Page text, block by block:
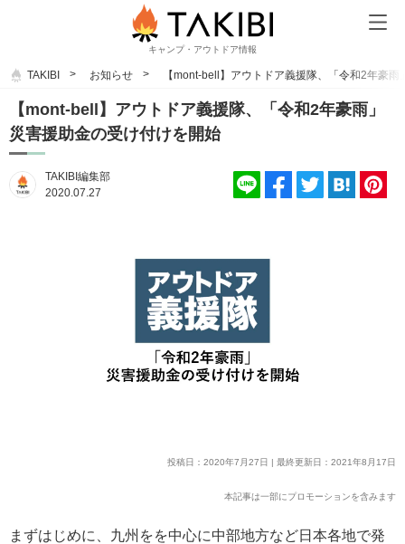
キャンプ・アウトドア情報
TAKIBI お知らせ 【mont-bell】アウトドア義援隊、「令和2年豪
【mont-bell】アウトドア義援隊、「令和2年豪雨」
災害援助金の受け付けを開始
TAKIBI編集部
2020.07.27
投稿日：2020年7月27日 | 最終更新日：2021年8月17日
本記事は一部にプロモーションを含みます
まずはじめに、九州をを中心に中部地方など日本各地で発